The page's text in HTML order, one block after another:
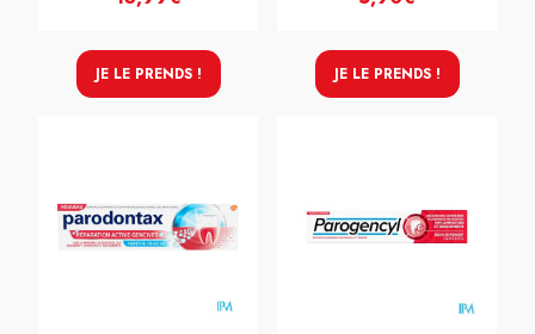
JE LE PRENDS ! JE LE PRENDS !